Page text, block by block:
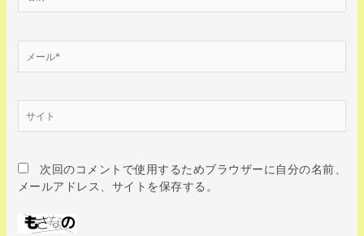
ー
*
次回のコメントで使用するためブラウザーに自分の名前、
メールアドレス、サイトを保存する。